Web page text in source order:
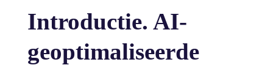
Introductie. AI-
geoptimaliseerde